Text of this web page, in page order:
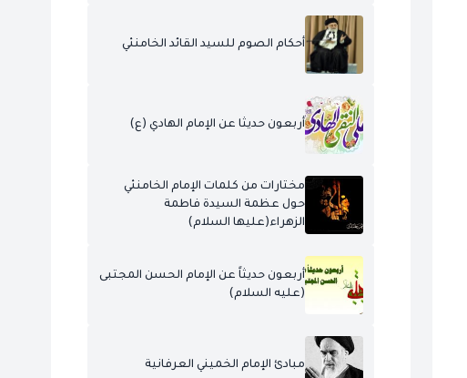
أحكام الصوم للسيد القائد الخامنئي
أربعون حديثا عن الإمام الهادي (ع)
مختارات من كلمات الإمام الخامنئي
حول عظمة السيدة فاطمة
الزهراء(عليها السلام)
أربعون حديثاً عن الإمام الحسن المجتبى
(عليه السلام)
مبادئ الإمام الخميني العرفانية